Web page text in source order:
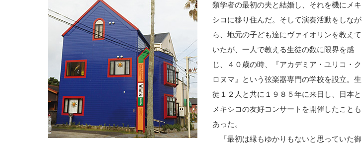
類学者の最初の夫と結婚し、それを機にメキ
シコに移り住んだ。そして演奏活動をしなが
ら、地元の子ども達にヴァイオリンを教えて
いたが、一人で教える生徒の数に限界を感
じ、４０歳の時、『アカデミア・ユリコ・ク
ロヌマ』という弦楽器専門の学校を設立。生
徒１２人と共に１９８５年に来日し、日本と
メキシコの友好コンサートを開催したことも
あった。
「最初は縁もゆかりもないと思っていた御